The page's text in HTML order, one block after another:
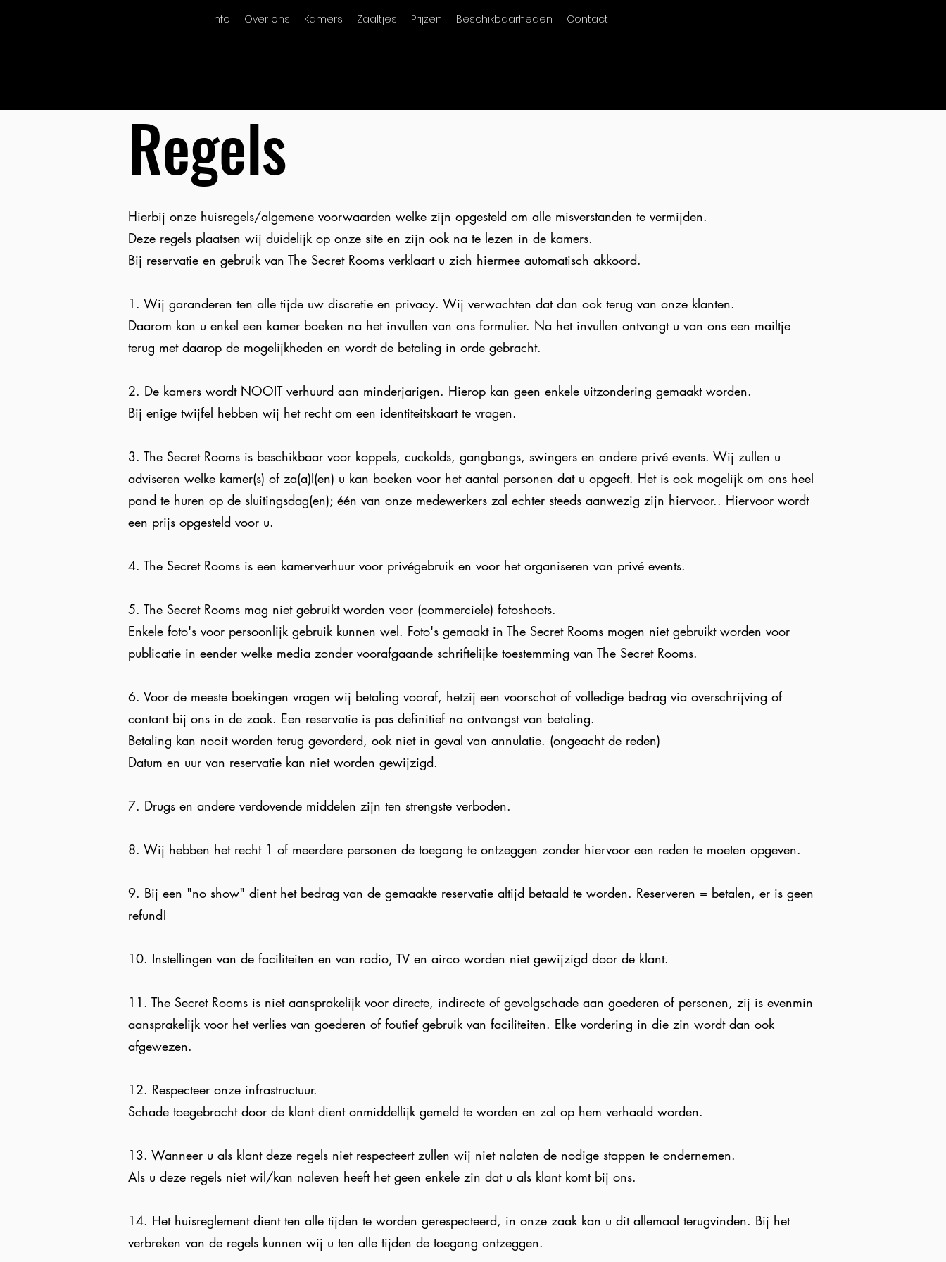
Info Over ons Kamers Zaaltjes Prijzen Beschikbaarheden Contact
Regels
Hierbij onze huisregels/algemene voorwaarden welke zijn opgesteld om alle misverstanden te vermijden.
Deze regels plaatsen wij duidelijk op onze site en zijn ook na te lezen in de kamers.
Bij reservatie en gebruik van The Secret Rooms verklaart u zich hiermee automatisch akkoord.
1. Wij garanderen ten alle tijde uw discretie en privacy. Wij verwachten dat dan ook terug van onze klanten.
Daarom kan u enkel een kamer boeken na het invullen van ons formulier. Na het invullen ontvangt u van ons een mailtje
terug met daarop de mogelijkheden en wordt de betaling in orde gebracht.
2. De kamers wordt NOOIT verhuurd aan minderjarigen. Hierop kan geen enkele uitzondering gemaakt worden.
Bij enige twijfel hebben wij het recht om een identiteitskaart te vragen.
3. The Secret Rooms is beschikbaar voor koppels, cuckolds, gangbangs, swingers en andere privé events. Wij zullen u
adviseren welke kamer(s) of za(a)l(en) u kan boeken voor het aantal personen dat u opgeeft. Het is ook mogelijk om ons heel
pand te huren op de sluitingsdag(en); één van onze medewerkers zal echter steeds aanwezig zijn hiervoor.. Hiervoor wordt
een prijs opgesteld voor u.
4. The Secret Rooms is een kamerverhuur voor privégebruik en voor het organiseren van privé events.
5. The Secret Rooms mag niet gebruikt worden voor (commerciele) fotoshoots.
Enkele foto's voor persoonlijk gebruik kunnen wel. Foto's gemaakt in The Secret Rooms mogen niet gebruikt worden voor
publicatie in eender welke media zonder voorafgaande schriftelijke toestemming van The Secret Rooms.
6. Voor de meeste boekingen vragen wij betaling vooraf, hetzij een voorschot of volledige bedrag via overschrijving of
contant bij ons in de zaak. Een reservatie is pas definitief na ontvangst van betaling.
Betaling kan nooit worden terug gevorderd, ook niet in geval van annulatie. (ongeacht de reden)
Datum en uur van reservatie kan niet worden gewijzigd.
7. Drugs en andere verdovende middelen zijn ten strengste verboden.
8. Wij hebben het recht 1 of meerdere personen de toegang te ontzeggen zonder hiervoor een reden te moeten opgeven.
9. Bij een "no show" dient het bedrag van de gemaakte reservatie altijd betaald te worden. Reserveren = betalen, er is geen
refund!
10. Instellingen van de faciliteiten en van radio, TV en airco worden niet gewijzigd door de klant.
11. The Secret Rooms is niet aansprakelijk voor directe, indirecte of gevolgschade aan goederen of personen, zij is evenmin
aansprakelijk voor het verlies van goederen of foutief gebruik van faciliteiten. Elke vordering in die zin wordt dan ook
afgewezen.
12. Respecteer onze infrastructuur.
Schade toegebracht door de klant dient onmiddellijk gemeld te worden en zal op hem verhaald worden.
13. Wanneer u als klant deze regels niet respecteert zullen wij niet nalaten de nodige stappen te ondernemen.
Als u deze regels niet wil/kan naleven heeft het geen enkele zin dat u als klant komt bij ons.
14. Het huisreglement dient ten alle tijden te worden gerespecteerd, in onze zaak kan u dit allemaal terugvinden. Bij het
verbreken van de regels kunnen wij u ten alle tijden de toegang ontzeggen.